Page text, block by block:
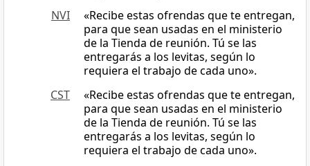
NVI
«Recibe estas ofrendas que te entregan,
para que sean usadas en el ministerio
de la Tienda de reunión. Tú se las
entregarás a los levitas, según lo
requiera el trabajo de cada uno».
CST
«Recibe estas ofrendas que te entregan,
para que sean usadas en el ministerio
de la Tienda de reunión. Tú se las
entregarás a los levitas, según lo
requiera el trabajo de cada uno».